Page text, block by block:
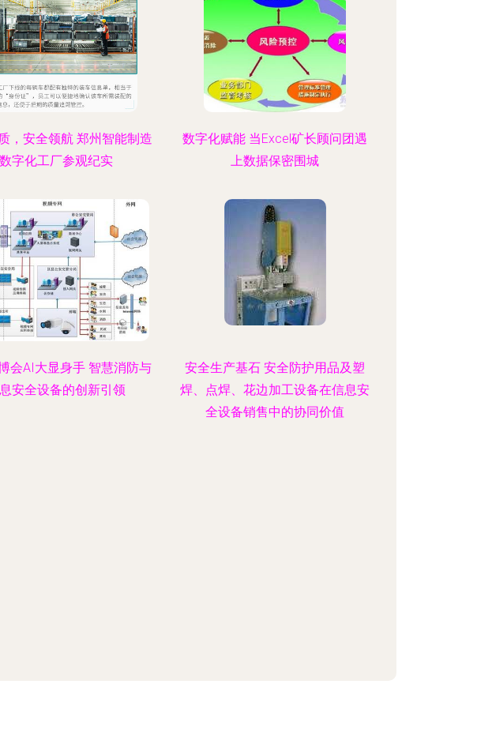
，安全领航 郑州智能制造
数字化工厂参观纪实
数字化赋能 当Excel矿长顾问团遇
上数据保密围城
会AI大显身手 智慧消防与
安全设备的创新引领
安全生产基石 安全防护用品及塑
焊、点焊、花边加工设备在信息安
全设备销售中的协同价值